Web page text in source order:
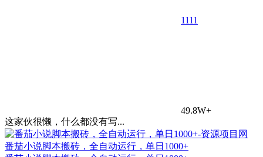
1111
49.8W+
这家伙很懒，什么都没有写...
番茄小说脚本搬砖，全自动运行，单日1000+